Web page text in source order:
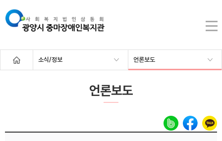
소식/정보 언론보도
언론보도